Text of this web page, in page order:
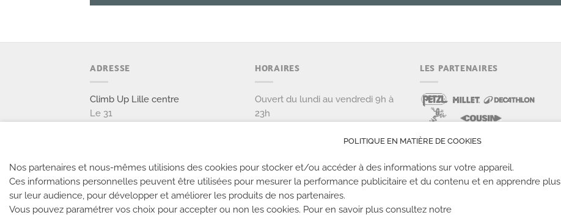
ADRESSE
Climb Up Lille centre
Le 31
NOUS CONTACTER
HORAIRES
Ouvert du lundi au vendredi 9h à
23h
LES PARTENAIRES
POLITIQUE EN MATIÈRE DE COOKIES
Nos partenaires et nous-mêmes utilisions des cookies pour stocker et/ou accéder à des informations sur votre appareil.
Ces informations personnelles peuvent être utilisées pour mesurer la performance publicitaire et du contenu et en apprendre plus
sur leur audience, pour développer et améliorer les produits de nos partenaires.
Vous pouvez paramétrer vos choix pour accepter ou non les cookies. Pour en savoir plus consultez notre